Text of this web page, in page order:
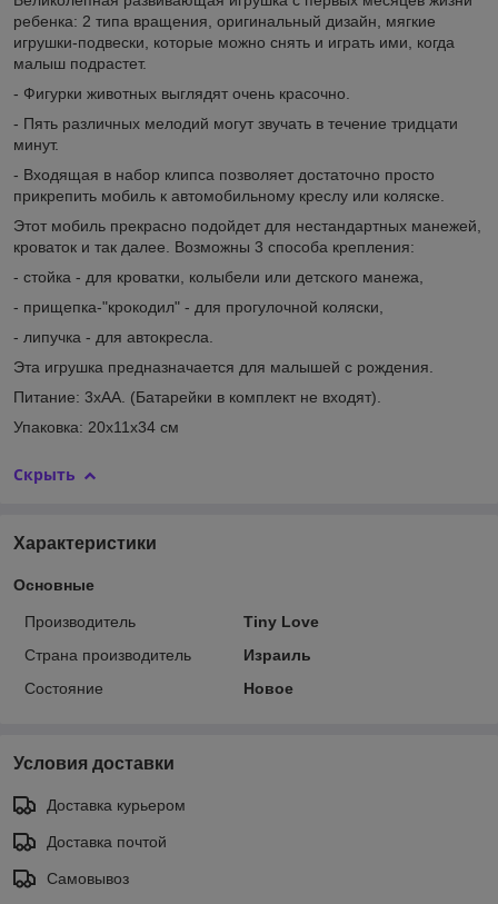
ребенка: 2 типа вращения, оригинальный дизайн, мягкие
игрушки-подвески, которые можно снять и играть ими, когда
малыш подрастет.
- Фигурки животных выглядят очень красочно.
- Пять различных мелодий могут звучать в течение тридцати
минут.
- Входящая в набор клипса позволяет достаточно просто
прикрепить мобиль к автомобильному креслу или коляске.
Этот мобиль прекрасно подойдет для нестандартных манежей,
кроваток и так далее. Возможны 3 способа крепления:
- стойка - для кроватки, колыбели или детского манежа,
- прищепка-"крокодил" - для прогулочной коляски,
- липучка - для автокресла.
Эта игрушка предназначается для малышей с рождения.
Питание: 3хАА. (Батарейки в комплект не входят).
Упаковка: 20х11х34 см
Скрыть
Характеристики
Основные
Производитель
Tiny Love
Страна производитель
Израиль
Состояние
Новое
Условия доставки
Доставка курьером
Доставка почтой
Самовывоз